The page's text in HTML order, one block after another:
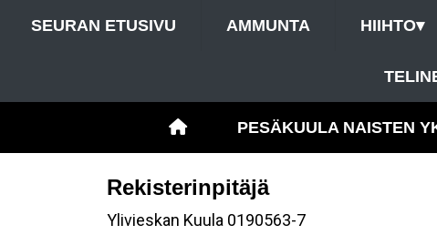
SEURAN ETUSIVU AMMUNTA HIIHTO▾
PESÄKUULA NAISTEN
Rekisterinpitäjä
Ylivieskan Kuula 0190563-7